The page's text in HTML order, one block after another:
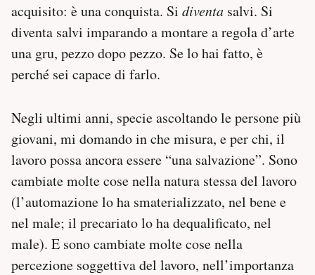
acquisito: è una conquista. Si diventa salvi. Si
diventa salvi imparando a montare a regola d’arte
una gru, pezzo dopo pezzo. Se lo hai fatto, è
perché sei capace di farlo.
Negli ultimi anni, specie ascoltando le persone più
giovani, mi domando in che misura, e per chi, il
lavoro possa ancora essere “una salvazione”. Sono
cambiate molte cose nella natura stessa del lavoro
(l’automazione lo ha smaterializzato, nel bene e
nel male; il precariato lo ha dequalificato, nel
male). E sono cambiate molte cose nella
percezione soggettiva del lavoro, nell’importanza